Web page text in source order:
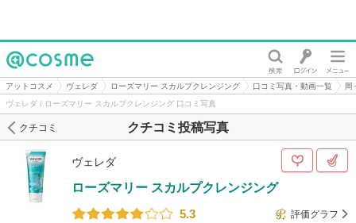
@cosme
アットコスメ ヴェレダ ローズマリー スカルプクレンジング 口コミ写真・動画一覧
岡
ヴェレダ / ローズマリー スカルプクレンジング 口コミ写真
クチコミ投稿写真
クチコミ
ヴェレダ
ローズマリー スカルプクレンジング
5.3
評価グラフ